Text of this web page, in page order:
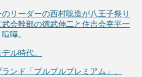
リーダーの西村聡造が八王子祭り
会幹部の徳武伸二と住吉会幸平一
嘩。
ル時代。
ンド「プルプルプレミアム」、